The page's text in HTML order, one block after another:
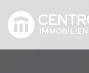
Inhalt
springen